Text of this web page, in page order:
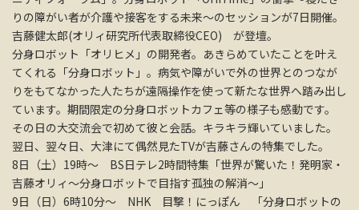
りの障がい者が介護や接客をする未来～のセッションが7日開催。
吉藤健太郎(オリィ研究所代表取締役CEO) が登壇。
分身ロボット「オリヒメ」の開発者。あきらめていたことを叶え
てくれる「分身ロボット」。病気や障がいで外の世界とのつなが
りをもてなかった人たちが遠隔操作を使って新たな世界へ踏み出し
ています。期間限定の分身ロボットカフェ等の様子も感動です。
その日の大交流会で初めて彼と会話。キラキラ輝いていました。
翌日、翌々日、大津にて偶然見たTVが吉藤さんの特集でした。
8日（土）19時～ BS日テレ2時間特集「世界が驚いた！発明家・
吉藤オリィ～分身ロボットで目指す孤独の解消～」
9日（日）6時10分～ NHK 目撃！にっぽん 「分身ロボットの